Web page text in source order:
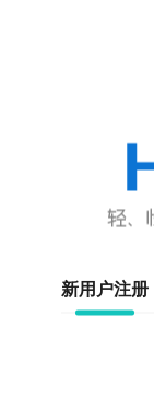
新用户注册